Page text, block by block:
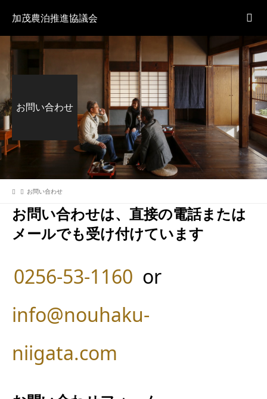
加茂農泊推進協議会
お問い合わせ
お問い合わせ
お問い合わせは、直接の電話または
メールでも受け付けています
0256-53-1160 or
info@nouhaku-
niigata.com